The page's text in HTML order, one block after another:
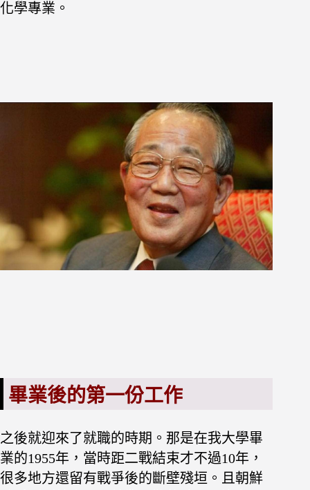
化學專業。
畢業後的第一份工作
之後就迎來了就職的時期。那是在我大學畢
業的1955年，當時距二戰結束才不過10年，
很多地方還留有戰爭後的斷壁殘垣。且朝鮮